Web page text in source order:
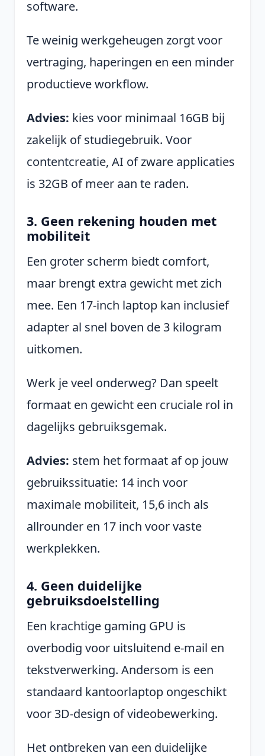
software.
Te weinig werkgeheugen zorgt voor
vertraging, haperingen en een minder
productieve workflow.
Advies: kies voor minimaal 16GB bij
zakelijk of studiegebruik. Voor
contentcreatie, AI of zware applicaties
is 32GB of meer aan te raden.
3. Geen rekening houden met
mobiliteit
Een groter scherm biedt comfort,
maar brengt extra gewicht met zich
mee. Een 17-inch laptop kan inclusief
adapter al snel boven de 3 kilogram
uitkomen.
Werk je veel onderweg? Dan speelt
formaat en gewicht een cruciale rol in
dagelijks gebruiksgemak.
Advies: stem het formaat af op jouw
gebruikssituatie: 14 inch voor
maximale mobiliteit, 15,6 inch als
allrounder en 17 inch voor vaste
werkplekken.
4. Geen duidelijke
gebruiksdoelstelling
Een krachtige gaming GPU is
overbodig voor uitsluitend e-mail en
tekstverwerking. Andersom is een
standaard kantoorlaptop ongeschikt
voor 3D-design of videobewerking.
Het ontbreken van een duidelijke